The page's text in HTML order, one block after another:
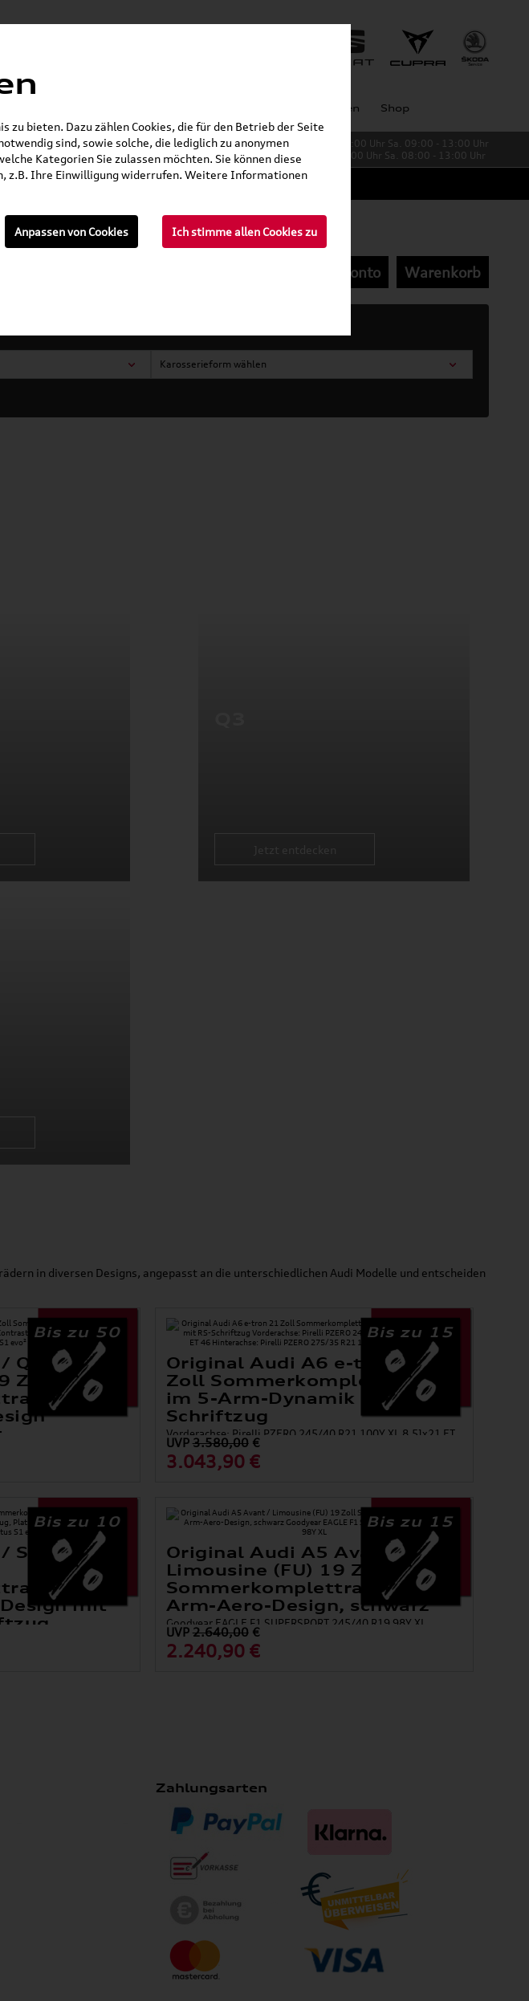
Großkunden Shop
Verkauf:Mo. - Fr. 08:00 - 19:00 Uhr Sa. 09:00 - 13:00 Uhr
Service:Mo. - Fr. 06:00 - 20:00 Uhr Sa. 08:00 - 13:00 Uhr
Audi E-Mobility Shop
Mein Kundenkonto Warenkorb
Karosserieform wählen
in diversen Designs, angepasst an die unterschiedlichen Audi Modelle und entscheiden
Bis zu 50
Q3
Zoll
im
S1 evo² SUV
Bis zu 15
Original Audi A6 e-tron 21
Zoll Sommerkomplettradsatz
im 5-Arm-Dynamik mit RS-
Schriftzug
Vorderachse: Pirelli PZERO 245/40 R21 100Y XL 8,5Jx21 ET
46 Hinterachse: Pirelli PZERO 275/35 R21 103Y XL 9,5Jx21
ET 63
UVP 3.580,00€
3.043,90 €
Bis zu 10
SQ8 (4M)
im
mit
Ventus S1 evo³ SUV
Bis zu 15
Original Audi A5 Avant /
Limousine (FU) 19 Zoll
Sommerkomplettradsatz, 5-
Arm-Aero-Design, schwarz
Goodyear EAGLE F1 SUPERSPORT 245/40 R19 98Y XL
UVP 2.640,00€
2.240,90 €
Zahlungsarten
bieten. Dazu zählen Cookies, die für den Betrieb der Seite
sind, sowie solche, die lediglich zu anonymen
Kategorien Sie zulassen möchten. Sie können diese
z.B. Ihre Einwilligung widerrufen. Weitere Informationen
Ich stimme allen Cookies zu
Anpassen von Cookies